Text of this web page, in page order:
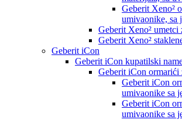
Geberit Xeno²
umivaonike, sa
Geberit Xeno² umetci
Geberit Xeno²
Geberit iCon
Geberit iCon kupatilski
Geberit iCon ormarići
Geberit iCon
umivaonike sa
Geberit iCon
umivaonike sa